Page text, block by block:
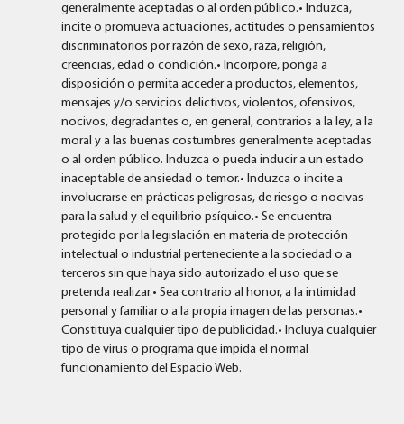
generalmente aceptadas o al orden público.• Induzca,
incite o promueva actuaciones, actitudes o pensamientos
discriminatorios por razón de sexo, raza, religión,
creencias, edad o condición.• Incorpore, ponga a
disposición o permita acceder a productos, elementos,
mensajes y/o servicios delictivos, violentos, ofensivos,
nocivos, degradantes o, en general, contrarios a la ley, a la
moral y a las buenas costumbres generalmente aceptadas
o al orden público. Induzca o pueda inducir a un estado
inaceptable de ansiedad o temor.• Induzca o incite a
involucrarse en prácticas peligrosas, de riesgo o nocivas
para la salud y el equilibrio psíquico.• Se encuentra
protegido por la legislación en materia de protección
intelectual o industrial perteneciente a la sociedad o a
terceros sin que haya sido autorizado el uso que se
pretenda realizar.• Sea contrario al honor, a la intimidad
personal y familiar o a la propia imagen de las personas.•
Constituya cualquier tipo de publicidad.• Incluya cualquier
tipo de virus o programa que impida el normal
funcionamiento del Espacio Web.